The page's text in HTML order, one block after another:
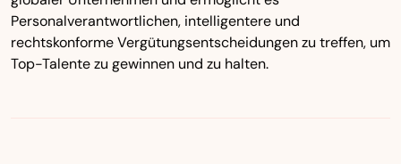
Personalverantwortlichen, intelligentere und
rechtskonforme Vergütungsentscheidungen zu treffen, um
Top-Talente zu gewinnen und zu halten.